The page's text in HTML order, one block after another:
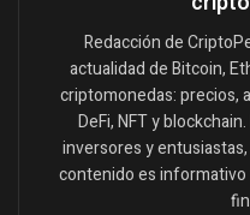
Redacción de
actualidad de Bitcoin,
criptomonedas: precios,
DeFi, NFT y
inversores y
contenido es